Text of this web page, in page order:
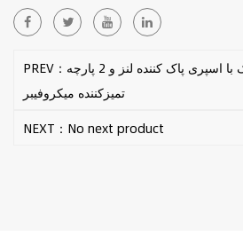
PREV：کیت تمیز کردن لنز عینک با اسپری پاک کننده لنز و 2 پارچه
تمیزکننده میکروفیبر
NEXT：No next product